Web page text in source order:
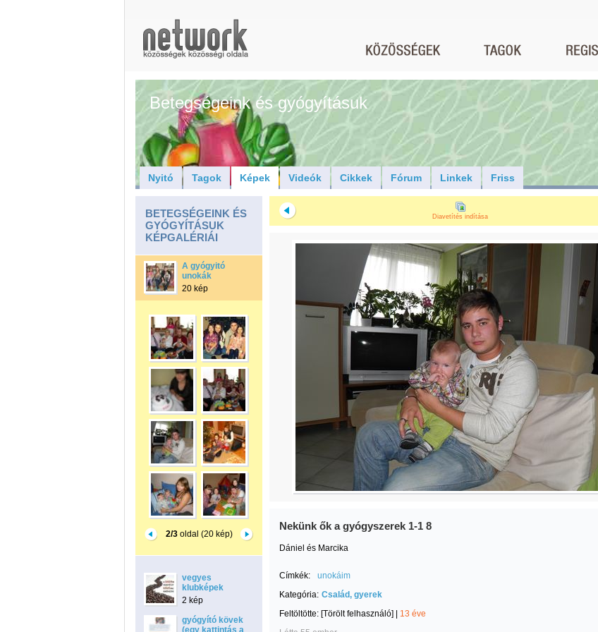
Betegségeink és gyógyításuk
Nyitó Tagok Képek Videók Cikkek Fórum Linkek Friss
BETEGSÉGEINK ÉS
GYÓGYÍTÁSUK
KÉPGALÉRIÁI
A gyógyitó
unokák
20 kép
2/3oldal (20 kép)
vegyes
klubképek
2 kép
gyógyító kövek
(egy kattintás a
Diavetítés indítása
Nekünk ők a gyógyszerek 1-1 8
Dániel és Marcika
Címkék:
unokáim
Kategória: Család, gyerek
Feltöltötte: [Törölt felhasználó]
13 éve